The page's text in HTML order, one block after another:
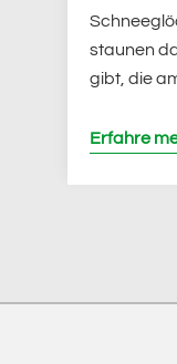
staunen
gibt, die
Erfahre